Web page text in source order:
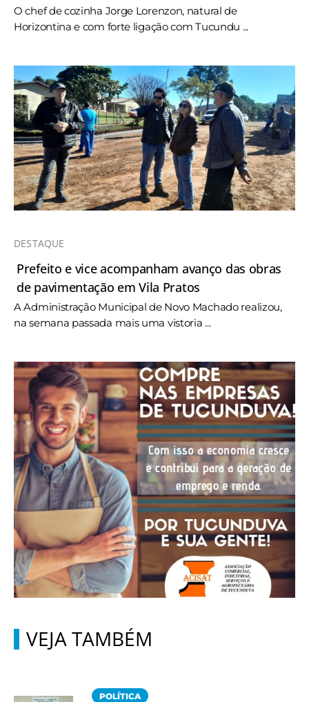
O chef de cozinha Jorge Lorenzon, natural de
Horizontina e com forte ligação com Tucundu ...
DESTAQUE
Prefeito e vice acompanham avanço das obras
de pavimentação em Vila Pratos
A Administração Municipal de Novo Machado realizou,
na semana passada mais uma vistoria ...
VEJA TAMBÉM
POLÍTICA